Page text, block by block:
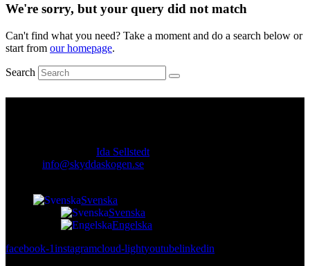
We're sorry, but your query did not match
Can't find what you need? Take a moment and do a search below or
start from our homepage.
Search
Ida Sellstedt
info@skyddaskogen.se
Svenska
Svenska
Engelska
facebook-1instagramcloud-lightyoutubelinkedin